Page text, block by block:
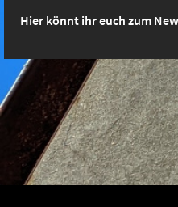
Hier könnt ihr euch zum